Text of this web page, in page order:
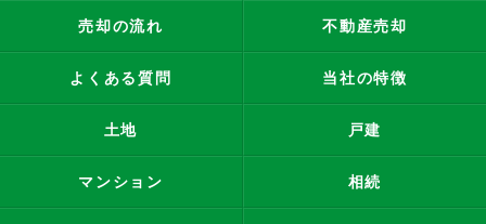
売却の流れ 不動産売却
よくある質問 当社の特徴
土地 戸建
マンション 相続